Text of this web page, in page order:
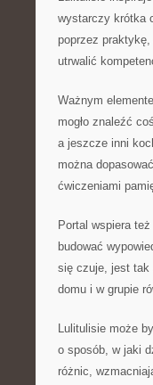
wystarczy krótka
poprzez
utrwalić
Ważnym
mogło znaleźć
a jeszcze inni
można
ćwiczeniami
Portal wspiera
budować
się czuje, jest tak
domu i w grupie
Lulitulisie może
o sposób, w jaki
różnic,